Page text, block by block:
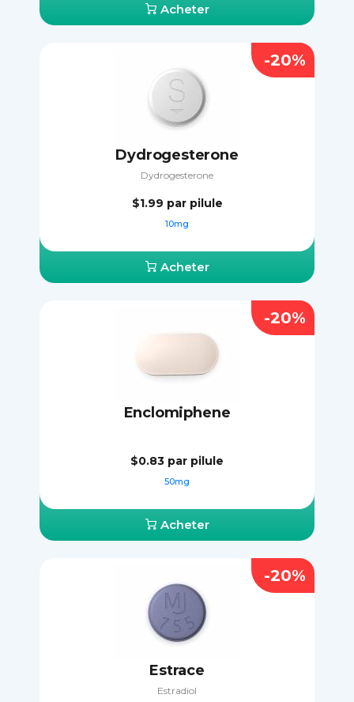
Acheter
Dydrogesterone
Dydrogesterone
$1.99 par pilule
10mg
Acheter
-20%
Enclomiphene
$0.83 par pilule
50mg
Acheter
-20%
Estrace
Estradiol
-20%